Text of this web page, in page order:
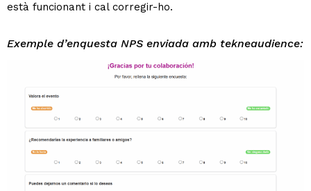
està funcionant i cal corregir-ho.
Exemple d’enquesta NPS enviada amb tekneaudience: